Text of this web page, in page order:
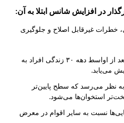
در افزایش شانس ابتلا به آن:
خطرات غیرقابل اصلاح و جلوگیری
: خطر پوکی استخوان بعد از اواسط دهه ۳۰ زندگی افراد به
می‌یابد.
نظر می‌رسد که سطح پایین‌تر
استخوان‌ها می‌شود.
نسبت به سایر اقوام در معرض